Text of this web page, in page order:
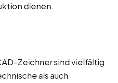
dienen.
Zeichner sind vielfältig
als auch